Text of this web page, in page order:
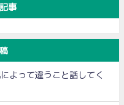
事
よって違うこと話してく